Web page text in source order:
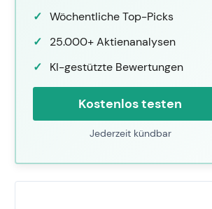
Wöchentliche Top-Picks
25.000+ Aktienanalysen
KI-gestützte Bewertungen
Kostenlos testen
Jederzeit kündbar